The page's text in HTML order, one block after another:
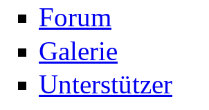
Forum
Galerie
Unterstützer